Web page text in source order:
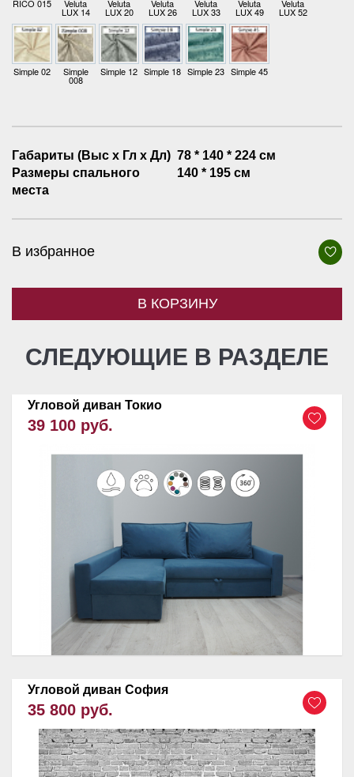
RICO 015 Veluta
LUX 14
Veluta
LUX 20
Veluta
LUX 26
Veluta
LUX 33
Veluta
LUX 49
Veluta
LUX 52
Simple 02 Simple
008
Simple 12 Simple 18 Simple 23 Simple 45
Габариты (Выс х Гл х Дл) 78 * 140 * 224 см
Размеры спального
места
140 * 195 см
В избранное
В КОРЗИНУ
СЛЕДУЮЩИЕ В РАЗДЕЛЕ
Угловой диван Токио
39 100 руб.
Угловой диван София
35 800 руб.